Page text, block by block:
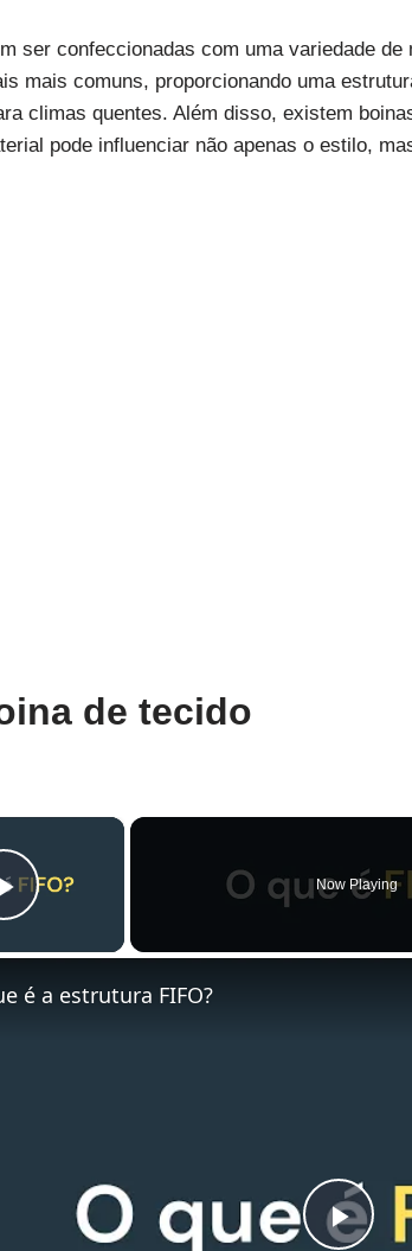
ser confeccionadas com uma variedade
mais comuns, proporcionando uma
climas quentes. Além disso, existem
pode influenciar não apenas o estilo,
de tecido
×
Play Video
Now Playing
é a estrutura FIFO?